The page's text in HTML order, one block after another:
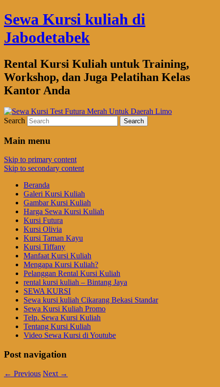
Sewa Kursi kuliah di
Jabodetabek
Rental Kursi Kuliah untuk Training,
Workshop, dan Juga Pelatihan Kelas
Kantor Anda
Search
Main menu
Skip to primary content
Skip to secondary content
Beranda
Galeri Kursi Kuliah
Gambar Kursi Kuliah
Harga Sewa Kursi Kuliah
Kursi Futura
Kursi Olivia
Kursi Taman Kayu
Kursi Tiffany
Manfaat Kursi Kuliah
Mengapa Kursi Kuliah?
Pelanggan Rental Kursi Kuliah
rental kursi kuliah – Bintang Jaya
SEWA KURSI
Sewa kursi kuliah Cikarang Bekasi Standar
Sewa Kursi Kuliah Promo
Telp. Sewa Kursi Kuliah
Tentang Kursi Kuliah
Video Sewa Kursi di Youtube
Post navigation
← Previous Next →